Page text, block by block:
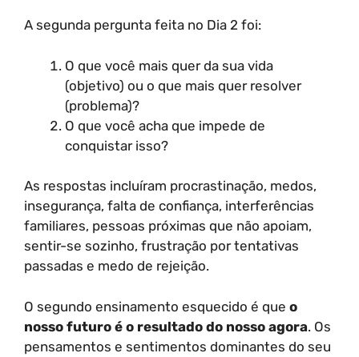
A segunda pergunta feita no Dia 2 foi:
O que você mais quer da sua vida
(objetivo) ou o que mais quer resolver
(problema)?
O que você acha que impede de
conquistar isso?
As respostas incluíram procrastinação, medos,
insegurança, falta de confiança, interferências
familiares, pessoas próximas que não apoiam,
sentir-se sozinho, frustração por tentativas
passadas e medo de rejeição.
O segundo ensinamento esquecido é que o
nosso futuro é o resultado do nosso agora. Os
pensamentos e sentimentos dominantes do seu